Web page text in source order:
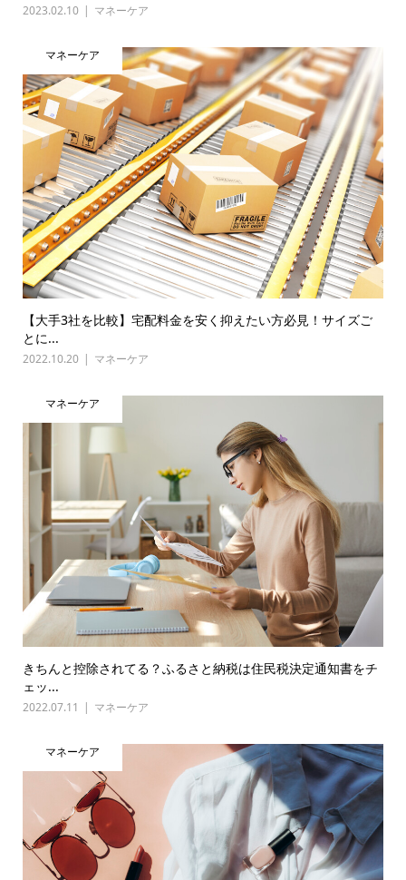
2023.02.10 マネーケア
マネーケア
【大手3社を比較】宅配料金を安く抑えたい方必見！サイズご
とに...
2022.10.20 マネーケア
マネーケア
きちんと控除されてる？ふるさと納税は住民税決定通知書をチ
ェッ...
2022.07.11 マネーケア
マネーケア